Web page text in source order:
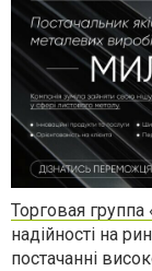
Торговая
надійності на
постачанні